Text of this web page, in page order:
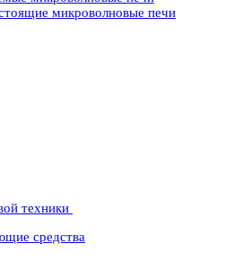
микроволновые печи
техники
средства